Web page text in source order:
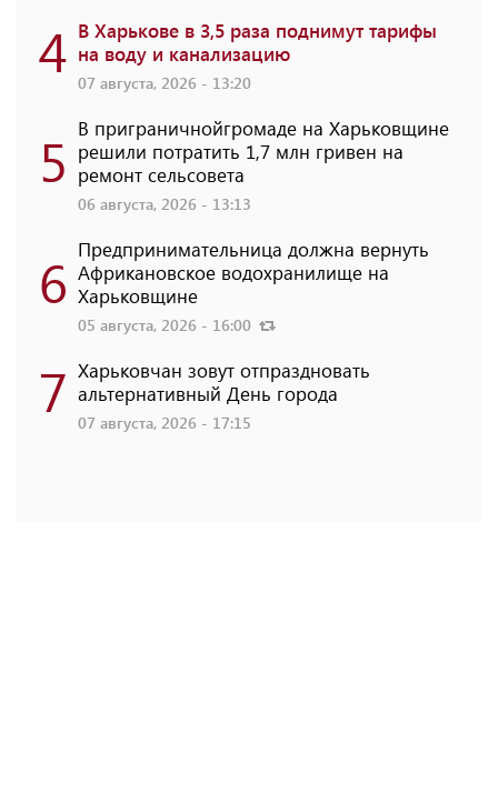
4 В Харькове в 3,5 раза поднимут тарифы
на воду и канализацию
07 августа, 2026 - 13:20
5 В приграничнойгромаде на Харьковщине
решили потратить 1,7 млн ​​гривен на
ремонт сельсовета
06 августа, 2026 - 13:13
6 Предпринимательница должна вернуть
Африкановское водохранилище на
Харьковщине
05 августа, 2026 - 16:00
7 Харьковчан зовут отпраздновать
альтернативный День города
07 августа, 2026 - 17:15